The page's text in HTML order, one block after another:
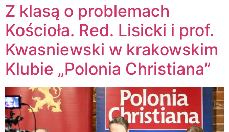
Z klasą o problemach
Kościoła. Red. Lisicki i prof.
Kwasniewski w krakowskim
Klubie „Polonia Christiana”